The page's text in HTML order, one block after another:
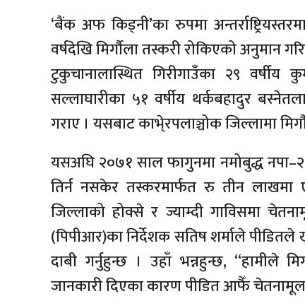
‘बैंक अफ किड्नी’का रुपमा
वर्षदेखि मिर्गौला तस्करी रोकिएको
टुकुचानालास्थित गिरीगाउँका २९ वर्षीय
सल्लाघारीका ५१ वर्षीय थर्कबहादुर
गराए । यसबाट काभे्रपलाञ्चोक जिल्लामा
यसअघि २०७१ साल फागुनमा नमोबुद्ध
तिर्न नसकेर तस्करमार्फत रु तीन लाखमा
जिल्लाको होक्से र ज्याम्दी गाविसमा
(पिपीआर)का निर्देशक सतिष शर्माले
दाबी गर्नुहुन्छ । उहाँ भन्नहुन्छ, “हामीले
जानकारी दिएका कारण पीडित आफैँ